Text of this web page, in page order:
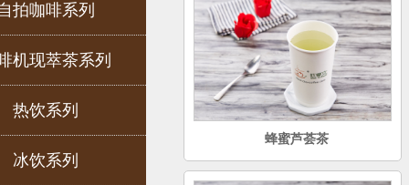
拍咖啡系列
机现萃茶系列
热饮系列
冰饮系列
蜂蜜芦荟茶